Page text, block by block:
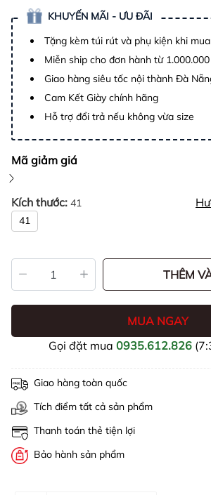
KHUYẾN MÃI - ƯU ĐÃI
Tặng kèm túi rút và phụ kiện khi
Miễn ship cho đơn hành từ
Giao hàng siêu tốc nội thành Đà
Cam Kết Giày chính hãng
Hỗ trợ đổi trả nếu không vừa size
Mã giảm giá
Kích thước: 41
41
THÊM
MUA NGAY
Gọi đặt mua 0935.612.826
Giao hàng toàn quốc
Tích điểm tất cả sản phẩm
Thanh toán thẻ tiện lợi
Bảo hành sản phẩm